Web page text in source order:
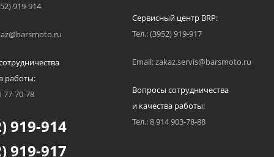
919-914
работы:
77-70-78
919-914
919-917
Сервисный центр BRP:
Тел.: (3952) 919-917
Email: zakaz.servis@barsmoto.ru
Вопросы сотрудничества
и качества работы:
Тел.: 8 914 903-78-88